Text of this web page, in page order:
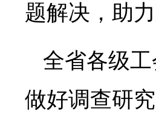
题解决，助
全省各级
做好调查研